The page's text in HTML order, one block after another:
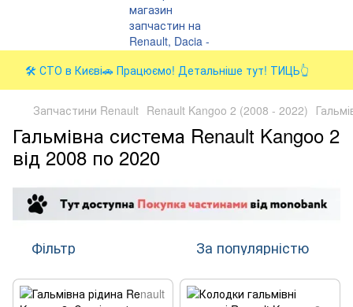
🛠️ СТО в Києві🚗 Працюємо! Детальніше тут! ТИЦЬ👆
Запчастини Renault Renault Kangoo 2 (2008 - 2022)
Гальмівна система Renault Kangoo 2
від 2008 по 2020
Фільтр За популярністю